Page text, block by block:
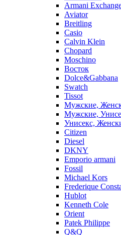
Armani
Aviator
Breitling
Casio
Calvin Klein
Chopard
Moschino
Восток
Dolce&Gabbana
Swatch
Tissot
Мужские,
Мужские,
Унисекс,
Citizen
Diesel
DKNY
Emporio armani
Fossil
Michael Kors
Frederique
Hublot
Kenneth Cole
Orient
Patek Philippe
Q&Q